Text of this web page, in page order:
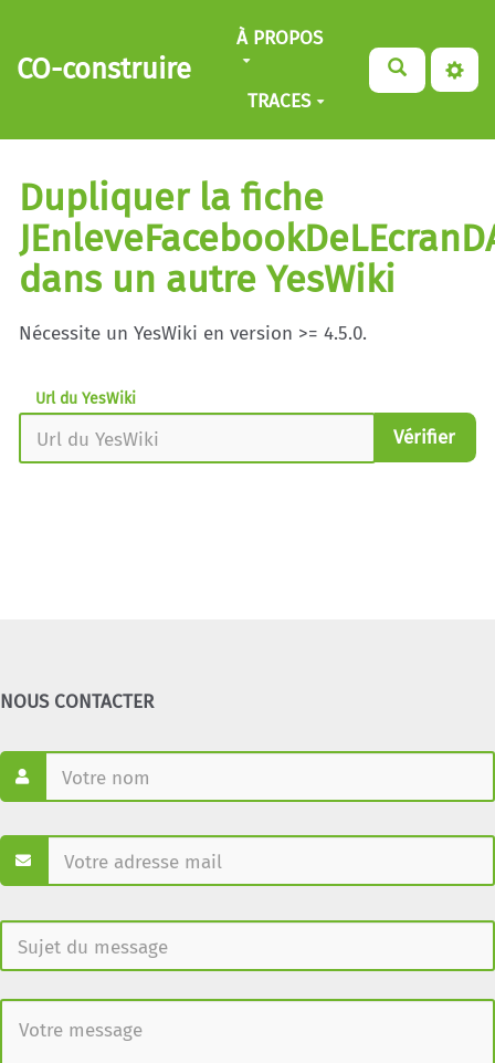
Aller au contenu principal
CO-construire
À PROPOS
TRACES
Dupliquer la fiche
dans un autre YesWiki
Nécessite un YesWiki en version >= 4.5.0.
Url du YesWiki
Vérifier
NOUS CONTACTER